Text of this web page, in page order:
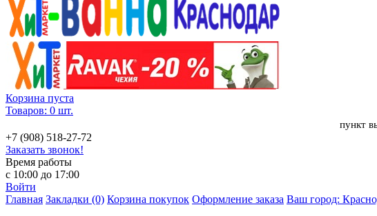
Корзина пуста
Товаров: 0 шт.
пункт
+7 (908) 518-27-72
Заказать звонок!
Время работы
с 10:00 до 17:00
Войти
Главная Закладки (0) Корзина покупок Оформление заказа Ваш город: